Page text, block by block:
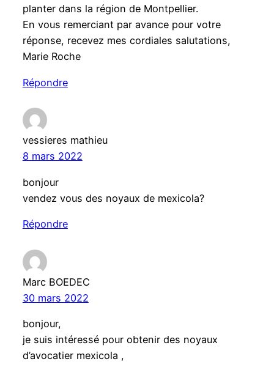
planter dans la région de Montpellier.
En vous remerciant par avance pour votre
réponse, recevez mes cordiales salutations,
Marie Roche
Répondre
vessieres mathieu
8 mars 2022
bonjour
vendez vous des noyaux de mexicola?
Répondre
Marc BOEDEC
30 mars 2022
bonjour,
je suis intéressé pour obtenir des noyaux
d’avocatier mexicola ,